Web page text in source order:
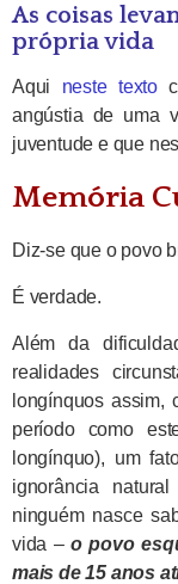
As coisas
própria vida
Aqui neste texto
angústia de uma
juventude e que
Memória
Diz-se que o povo
É verdade.
Além da
realidades
longínquos assim,
período como
longínquo), um
ignorância
ninguém nasce
vida –o povo
mais de 15 anos